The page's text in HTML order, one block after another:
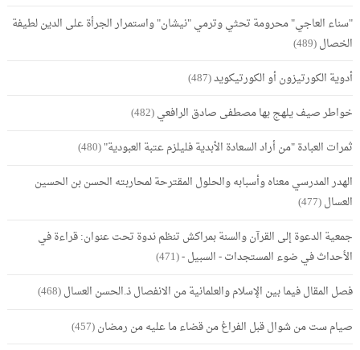
"سناء العاجي" محرومة تحثي وترمي "نيشان" واستمرار الجرأة على الدين لطيفة
الخصال(489)
أدوية الكورتيزون أو الكورتيكويد(487)
خواطر صيف يلهج بها مصطفى صادق الرافعي(482)
ثمرات العبادة "من أراد السعادة الأبدية فليلزم عتبة العبودية"(480)
الهدر المدرسي معناه وأسبابه والحلول المقترحة لمحاربته الحسن بن الحسين
العسال(477)
جمعية الدعوة إلى القرآن والسنة بمراكش تنظم ندوة تحت عنوان: قراءة في
الأحداث في ضوء المستجدات - السبيل -(471)
فصل المقال فيما بين الإسلام والعلمانية من الانفصال ذ.الحسن العسال(468)
صيام ست من شوال قبل الفراغ من قضاء ما عليه من رمضان(457)